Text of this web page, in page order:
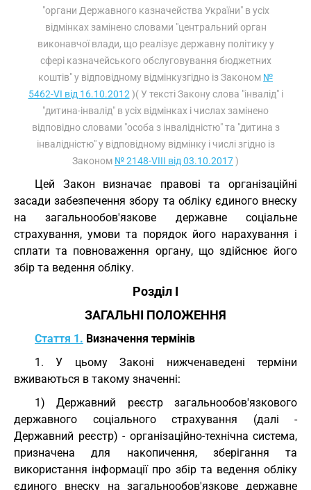
"органи Державного казначейства України" в усіх
відмінках замінено словами "центральний орган
виконавчої влади, що реалізує державну політику у
сфері казначейського обслуговування бюджетних
коштів" у відповідному відмінкузгідно із Законом №
5462-VI від 16.10.2012 )( У тексті Закону слова "інвалід" і
"дитина-інвалід" в усіх відмінках і числах замінено
відповідно словами "особа з інвалідністю" та "дитина з
інвалідністю" у відповідному відмінку і числі згідно із
Законом № 2148-VIII від 03.10.2017)
Цей Закон визначає правові та організаційні
засади забезпечення збору та обліку єдиного внеску
на загальнообов'язкове державне соціальне
страхування, умови та порядок його нарахування і
сплати та повноваження органу, що здійснює його
збір та ведення обліку.
Розділ I
ЗАГАЛЬНІ ПОЛОЖЕННЯ
Стаття 1. Визначення термінів
1. У цьому Законі нижченаведені терміни
вживаються в такому значенні:
1) Державний реєстр загальнообов'язкового
державного соціального страхування (далі -
Державний реєстр) - організаційно-технічна система,
призначена для накопичення, зберігання та
використання інформації про збір та ведення обліку
єдиного внеску на загальнообов'язкове державне